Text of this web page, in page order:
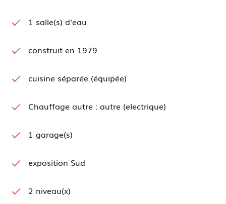
1 salle(s) d'eau
construit en 1979
cuisine séparée (équipée)
Chauffage autre : autre (electrique)
1 garage(s)
exposition Sud
2 niveau(x)